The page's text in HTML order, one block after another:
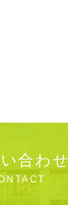
合わせ